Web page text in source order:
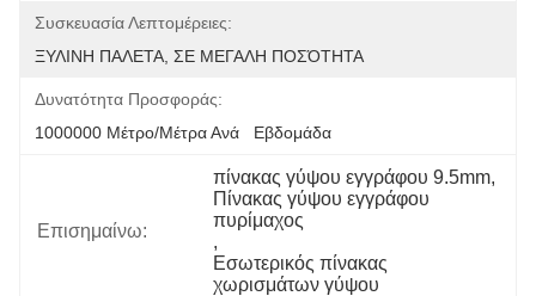
Συσκευασία Λεπτομέρειες:
ΞΥΛΙΝΗ ΠΑΛΕΤΑ, ΣΕ ΜΕΓΑΛΗ ΠΟΣΌΤΗΤΑ
Δυνατότητα Προσφοράς:
1000000 Μέτρο/μέτρα Ανά   Εβδομάδα
Επισημαίνω:
πίνακας γύψου εγγράφου 9.5mm
Πίνακας γύψου εγγράφου
πυρίμαχος
,
Εσωτερικός πίνακας
χωρισμάτων γύψου